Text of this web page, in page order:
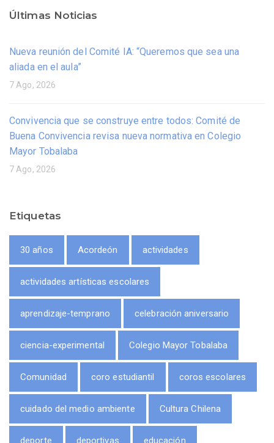
Últimas Noticias
Nueva reunión del Comité IA: “Queremos que sea una
aliada en el aula”
7 Ago, 2026
Convivencia que se construye entre todos: Comité de
Buena Convivencia revisa nueva normativa en Colegio
Mayor Tobalaba
7 Ago, 2026
Etiquetas
30 años Acordeón actividades
actividades artísticas escolares
aprendizaje-temprano celebración aniversario
ciencia-experimental Colegio Mayor Tobalaba
Comunidad coro estudiantil coros escolares
cuidado del medio ambiente Cultura Chilena
deporte deportivas educación